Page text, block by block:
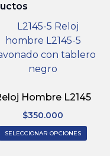
Hombre L2145
$350.000
SELECCIONAR OPCIONES